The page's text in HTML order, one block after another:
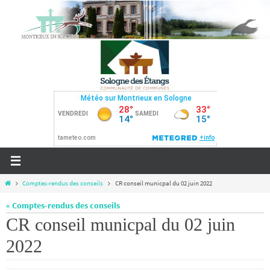
contenu
HomeComptes-rendus des conseils CR conseil municpal du 02 juin 2022
« Comptes-rendus des conseils
CR conseil municpal du 02 juin
2022